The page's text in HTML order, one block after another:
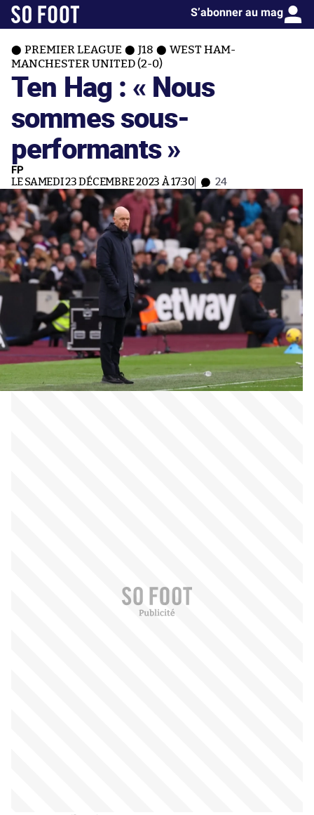
S’abonner au mag
PREMIER LEAGUE J18
WEST HAM-
MANCHESTER UNITED (2-0)
Ten Hag : « Nous
sommes sous-
performants »
FP
LE SAMEDI 23 DÉCEMBRE 2023 À 17:30 24